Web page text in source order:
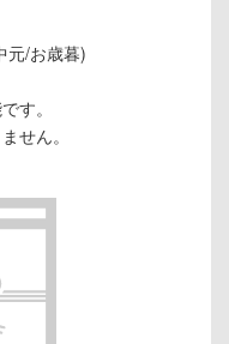
元/お歳暮)
す。
せん。